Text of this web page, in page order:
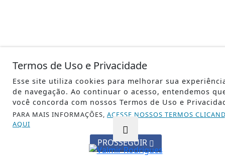
Termos de Uso e Privacidade
Esse site utiliza cookies para melhorar sua
de navegação. Ao continuar o acesso, entendemos
você concorda com nossos Termos de Uso e
PARA MAIS INFORMAÇÕES, ACESSE NOSSOS TERMOS
AQUI
PROSSEGUIR